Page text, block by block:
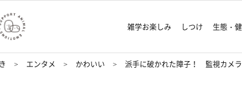
雑学お楽しみ しつけ 生態・
エンタメ かわいい 派手に破かれた障子！ 監視カメ